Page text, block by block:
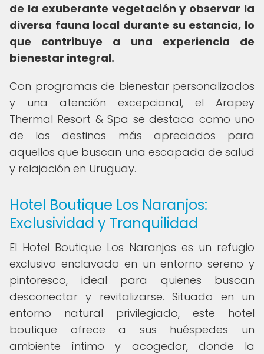
de la exuberante vegetación y observar la
diversa fauna local durante su estancia, lo
que contribuye a una experiencia de
bienestar integral.
Con programas de bienestar personalizados
y una atención excepcional, el Arapey
Thermal Resort & Spa se destaca como uno
de los destinos más apreciados para
aquellos que buscan una escapada de salud
y relajación en Uruguay.
Hotel Boutique Los Naranjos:
Exclusividad y Tranquilidad
El Hotel Boutique Los Naranjos es un refugio
exclusivo enclavado en un entorno sereno y
pintoresco, ideal para quienes buscan
desconectar y revitalizarse. Situado en un
entorno natural privilegiado, este hotel
boutique ofrece a sus huéspedes un
ambiente íntimo y acogedor, donde la